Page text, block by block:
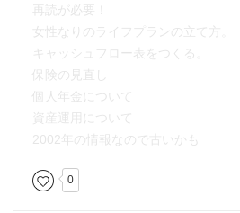
再読が必要！
女性なりのライフプランの立て方。
キャッシュフロー表をつくる。
保険の見直し
個人年金について
資産運用について
2002年の情報なので古いかも
0